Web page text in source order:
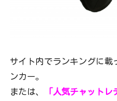
サイト内でランキングに載
ンカー。
または、
「人気チャットレ